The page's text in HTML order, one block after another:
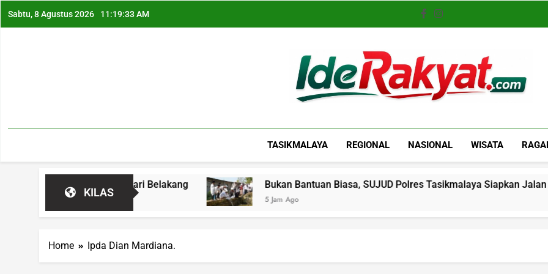
Sabtu, 8 Agustus 2026 11:19:34 AM
Iderakyat.com
TASIKMALAYA REGIONAL NASIONAL WISATA
KILAS
Ditabrakkan dari Belakang Bukan Bantuan Biasa, SUJUD Polres Tasikmalaya Siapkan Jalan
5 Jam Ago
Home Ipda Dian Mardiana.